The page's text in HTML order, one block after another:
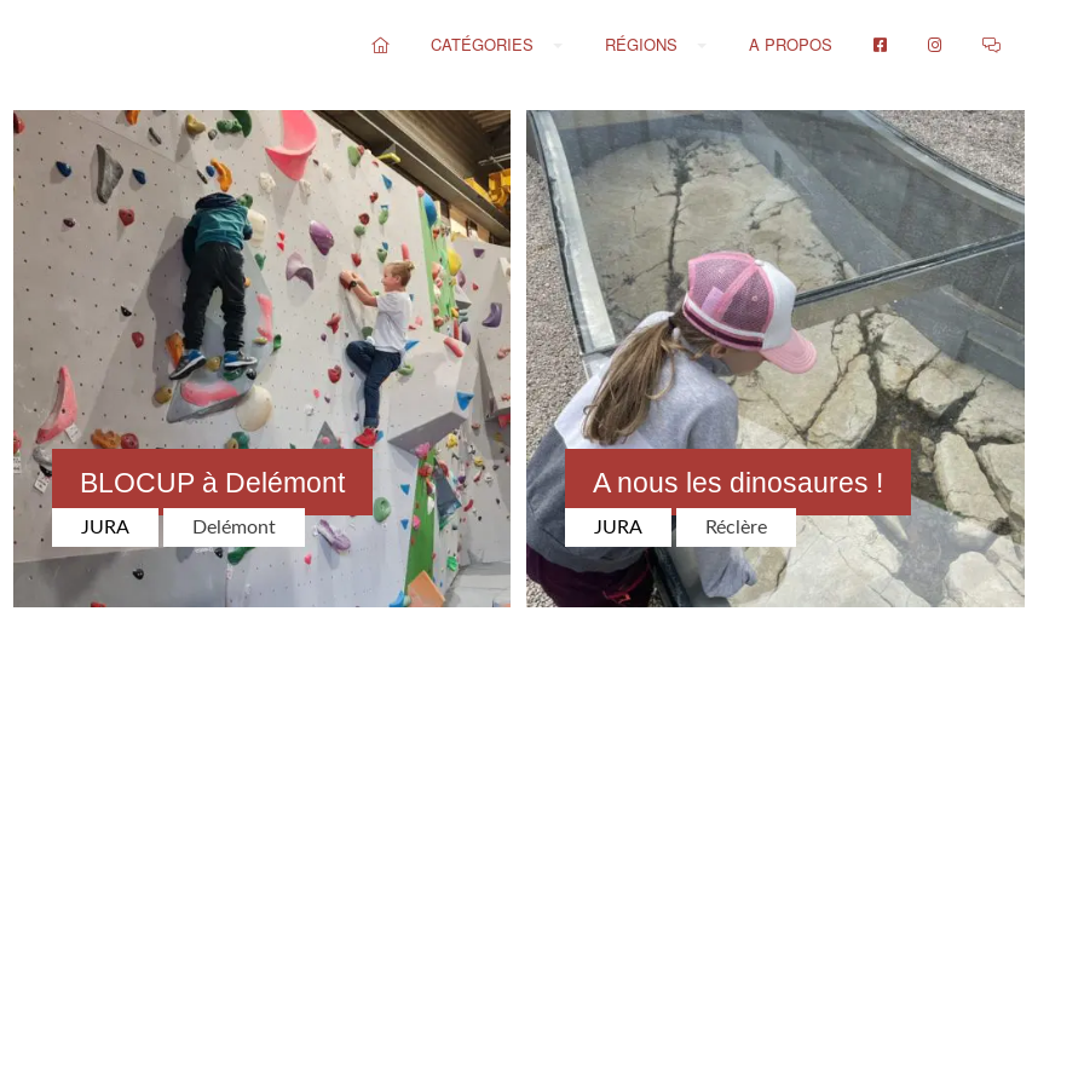
CATÉGORIES RÉGIONS A PROPOS
BLOCUP à Delémont
JURA Delémont
A nous les dinosaures !
JURA Réclère